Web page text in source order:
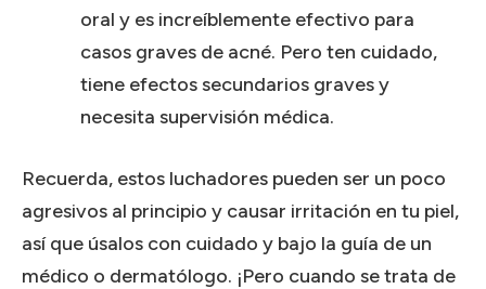
oral y es increíblemente efectivo para
casos graves de acné. Pero ten cuidado,
tiene efectos secundarios graves y
necesita supervisión médica.
Recuerda, estos luchadores pueden ser un poco
agresivos al principio y causar irritación en tu piel,
así que úsalos con cuidado y bajo la guía de un
médico o dermatólogo. ¡Pero cuando se trata de